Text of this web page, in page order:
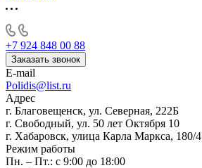
+7 924 848 00 88
Заказать звонок
E-mail
Polidis@list.ru
Адрес
г. Благовещенск, ул. Северная, 222Б
г. Свободный, ул. 50 лет Октября 10
г. Хабаровск, улица Карла Маркса, 180/4
Режим работы
Пн. – Пт.: с 9:00 до 18:00